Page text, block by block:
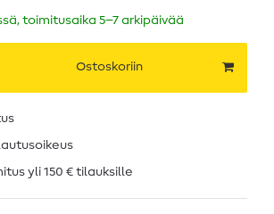
toimitusaika 5–7 arkipäivää
Ostoskoriin
yli 150 € tilauksille